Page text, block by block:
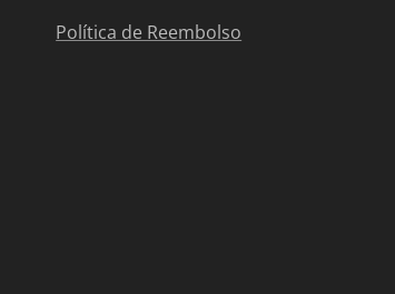
Política de Reembolso